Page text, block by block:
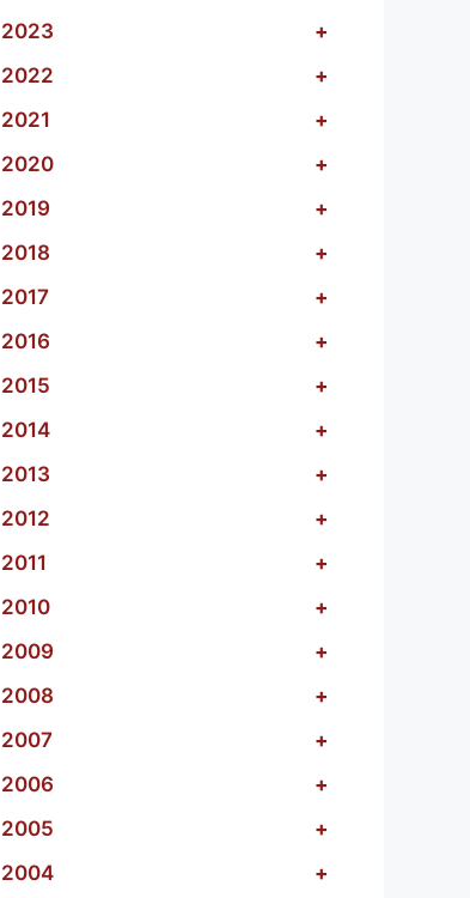
2023
+
2022
+
2021
+
2020
+
2019
+
2018
+
2017
+
2016
+
2015
+
2014
+
2013
+
2012
+
2011
+
2010
+
2009
+
2008
+
2007
+
2006
+
2005
+
2004
+